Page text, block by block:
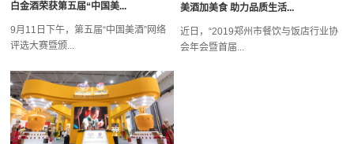
白金酒荣获第五届“中国美...
9月11日下午，第五届“中国美酒”网络
评选大赛暨颁...
美酒加美食 助力品质生活...
近日，“2019郑州市餐饮与饭店行业协
会年会暨首届...